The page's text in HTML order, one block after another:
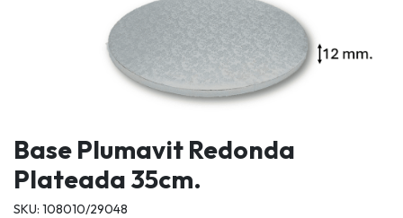
Base Plumavit Redonda
Plateada 35cm.
SKU: 108010/29048